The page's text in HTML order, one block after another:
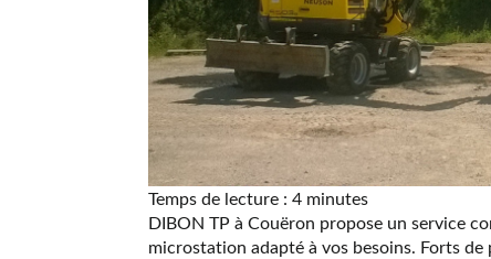
Temps de lecture : 4 minutes
DIBON TP à Couëron propose un service
microstation adapté à vos besoins. Forts